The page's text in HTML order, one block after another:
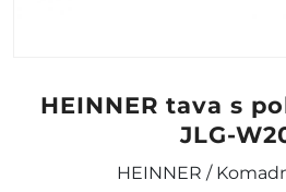
HEINNER tava s
JLG-
HEINNER /